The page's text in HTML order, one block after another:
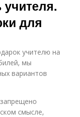
для
учителю на
мы
вариантов
смысле,